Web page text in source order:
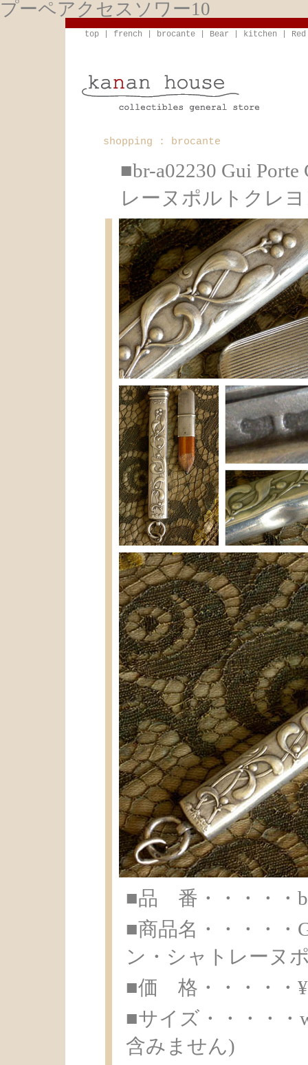
プーペアクセスソワー10
top| french brocante| Bear kitchen
shopping : brocante
■br-a02230 Gui
レーヌポルトクレ
■品 番・・・・・
■商品名・・・・・
ン・シャトレーヌ
■価 格・・・・・
■サイズ・・・・・
含みません)